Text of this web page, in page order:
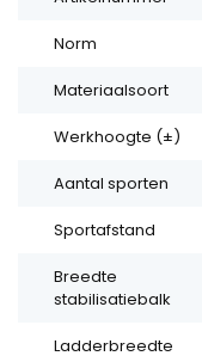
Norm
Materiaalsoort
Werkhoogte (±)
Aantal sporten
Sportafstand
Breedte
stabilisatiebalk
Ladderbreedte